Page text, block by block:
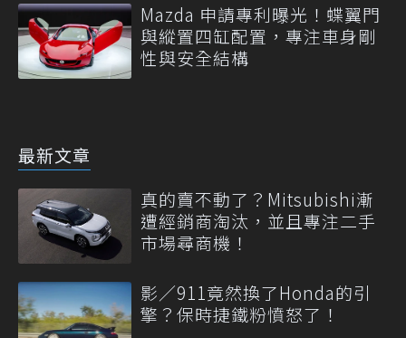
Mazda 申請專利曝光！蝶翼門
與縱置四缸配置，專注車身剛
性與安全結構
最新文章
真的賣不動了？Mitsubishi漸
遭經銷商淘汰，並且專注二手
市場尋商機！
影／911竟然換了Honda的引
擎？保時捷鐵粉憤怒了！